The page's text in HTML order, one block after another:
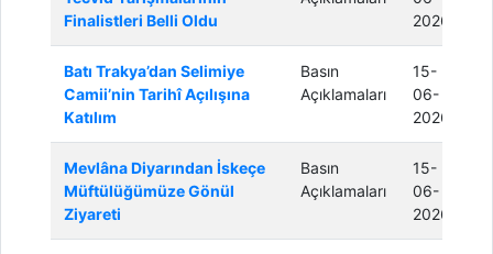
Finalistleri Belli Oldu
2026
Batı Trakya’dan Selimiye
Camii’nin Tarihî Açılışına
Katılım
Basın
Açıklamaları
15-
06-
2026
Mevlâna Diyarından İskeçe
Müftülüğümüze Gönül
Ziyareti
Basın
Açıklamaları
15-
06-
2026